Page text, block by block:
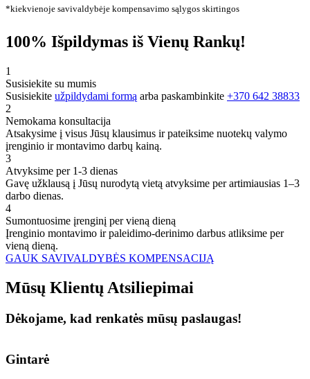
*kiekvienoje savivaldybėje kompensavimo sąlygos skirtingos
100% Išpildymas iš Vienų Rankų!
1
Susisiekite su mumis
Susisiekite užpildydami formą arba paskambinkite +370 642 38833
2
Nemokama konsultacija
Atsakysime į visus Jūsų klausimus ir pateiksime nuotekų valymo
įrenginio ir montavimo darbų kainą.
3
Atvyksime per 1-3 dienas
Gavę užklausą į Jūsų nurodytą vietą atvyksime per artimiausias 1–3
darbo dienas.
4
Sumontuosime įrenginį per vieną dieną
Įrenginio montavimo ir paleidimo-derinimo darbus atliksime per
vieną dieną.
GAUK SAVIVALDYBĖS KOMPENSACIJĄ
Mūsų Klientų Atsiliepimai
Dėkojame, kad renkatės mūsų paslaugas!
Gintarė